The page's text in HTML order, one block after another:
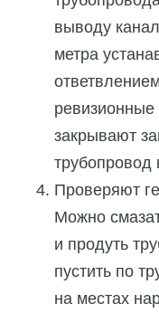
выводу
метра
закрывают
трубопровод
Проверяют
Можно
и продуть
пустить по
на местах